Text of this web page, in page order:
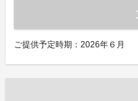
ご提供予定時期：2026年６月